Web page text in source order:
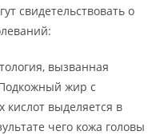
свидетельствовать о
вызванная
жир с
выделяется в
чего кожа головы